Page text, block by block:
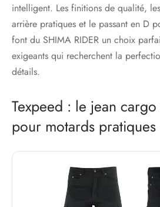
intelligent. Les finitions de qualité,
arrière pratiques et le passant en D
font du SHIMA RIDER un choix
exigeants qui recherchent la
détails.
Texpeed : le jean
pour motards pratiques